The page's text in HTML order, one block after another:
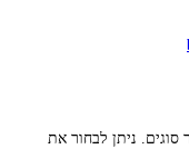
סוגים. ניתן לבחור את